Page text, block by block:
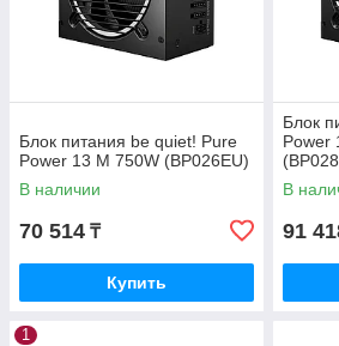
Блок питания be quiet! Pure
Power 13 M 750W (BP026EU)
В наличии
70 514 ₸
Купить
Блок
Power
В
91
1